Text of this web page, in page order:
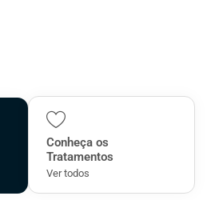
Conheça os
Tratamentos
Ver todos